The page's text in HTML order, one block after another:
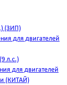
(ЗИП)
для двигателей
л.с.)
для двигателей
(КИТАЙ)